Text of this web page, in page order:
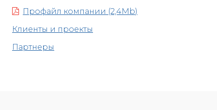
Профайл компании (2,4Mb)
Клиенты и проекты
Партнеры